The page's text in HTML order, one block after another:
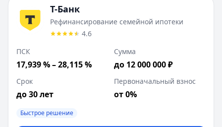
Т-Банк
Рефинансирование семейной ипотеки
4.6
ПСК
17,939 % – 28,115 %
Сумма
до 12 000 000 ₽
Срок
до 30 лет
Первоначальный взнос
от 0%
Быстрое решение